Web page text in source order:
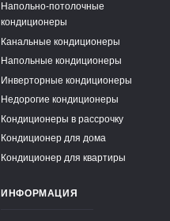
Напольно-потолочные
кондиционеры
Канальные кондиционеры
Напольные кондиционеры
Инверторные кондиционеры
Недорогие кондиционеры
Кондиционеры в рассрочку
Кондиционер для дома
Кондиционер для квартиры
ИНФОРМАЦИЯ